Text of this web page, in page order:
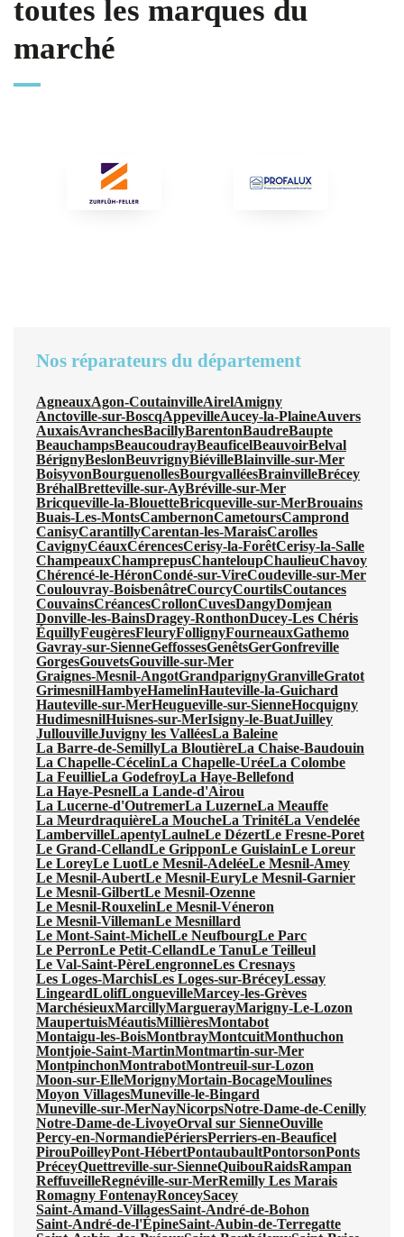
toutes les marques du
marché
Nos réparateurs du département
AgneauxAgon-CoutainvilleAirelAmigny
Anctoville-sur-BoscqAppevilleAucey-la-PlaineAuvers
AuxaisAvranchesBacillyBarentonBaudreBaupte
BeauchampsBeaucoudrayBeauficelBeauvoirBelval
BérignyBeslonBeuvrignyBiévilleBlainville-sur-Mer
BoisyvonBourguenollesBourgvalléesBrainvilleBrécey
BréhalBretteville-sur-AyBréville-sur-Mer
Bricqueville-la-BlouetteBricqueville-sur-MerBrouains
Buais-Les-MontsCambernonCametoursCamprond
CanisyCarantillyCarentan-les-MaraisCarolles
CavignyCéauxCérencesCerisy-la-ForêtCerisy-la-Salle
ChampeauxChamprepusChanteloupChaulieuChavoy
Chérencé-le-HéronCondé-sur-VireCoudeville-sur-Mer
Coulouvray-BoisbenâtreCourcyCourtilsCoutances
CouvainsCréancesCrollonCuvesDangyDomjean
Donville-les-BainsDragey-RonthonDucey-Les Chéris
ÉquillyFeugèresFleuryFollignyFourneauxGathemo
Gavray-sur-SienneGeffossesGenêtsGerGonfreville
GorgesGouvetsGouville-sur-Mer
Graignes-Mesnil-AngotGrandparignyGranvilleGratot
GrimesnilHambyeHamelinHauteville-la-Guichard
Hauteville-sur-MerHeugueville-sur-SienneHocquigny
HudimesnilHuisnes-sur-MerIsigny-le-BuatJuilley
JullouvilleJuvigny les ValléesLa Baleine
La Barre-de-SemillyLa BloutièreLa Chaise-Baudouin
La Chapelle-CécelinLa Chapelle-UréeLa Colombe
La FeuillieLa GodefroyLa Haye-Bellefond
La Haye-PesnelLa Lande-d'Airou
La Lucerne-d'OutremerLa LuzerneLa Meauffe
La MeurdraquièreLa MoucheLa TrinitéLa Vendelée
LambervilleLapentyLaulneLe DézertLe Fresne-Poret
Le Grand-CellandLe GripponLe GuislainLe Loreur
Le LoreyLe LuotLe Mesnil-AdeléeLe Mesnil-Amey
Le Mesnil-AubertLe Mesnil-EuryLe Mesnil-Garnier
Le Mesnil-GilbertLe Mesnil-Ozenne
Le Mesnil-RouxelinLe Mesnil-Véneron
Le Mesnil-VillemanLe Mesnillard
Le Mont-Saint-MichelLe NeufbourgLe Parc
Le PerronLe Petit-CellandLe TanuLe Teilleul
Le Val-Saint-PèreLengronneLes Cresnays
Les Loges-MarchisLes Loges-sur-BréceyLessay
LingeardLolifLonguevilleMarcey-les-Grèves
MarchésieuxMarcillyMarguerayMarigny-Le-Lozon
MaupertuisMéautisMillièresMontabot
Montaigu-les-BoisMontbrayMontcuitMonthuchon
Montjoie-Saint-MartinMontmartin-sur-Mer
MontpinchonMontrabotMontreuil-sur-Lozon
Moon-sur-ElleMorignyMortain-BocageMoulines
Moyon VillagesMuneville-le-Bingard
Muneville-sur-MerNayNicorpsNotre-Dame-de-Cenilly
Notre-Dame-de-LivoyeOrval sur SienneOuville
Percy-en-NormandiePériersPerriers-en-Beauficel
PirouPoilleyPont-HébertPontaubaultPontorsonPonts
PréceyQuettreville-sur-SienneQuibouRaidsRampan
ReffuveilleRegnéville-sur-MerRemilly Les Marais
Romagny FontenayRonceySacey
Saint-Amand-VillagesSaint-André-de-Bohon
Saint-André-de-l'ÉpineSaint-Aubin-de-Terregatte